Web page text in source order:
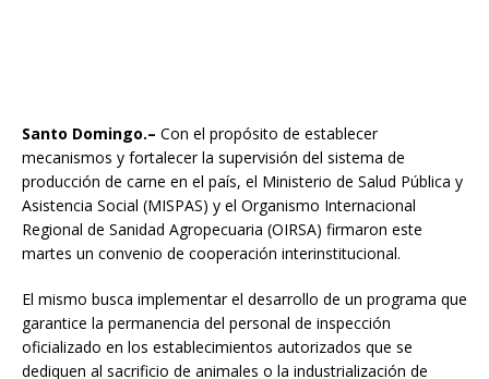
Santo Domingo.– Con el propósito de establecer
mecanismos y fortalecer la supervisión del sistema de
producción de carne en el país, el Ministerio de Salud Pública y
Asistencia Social (MISPAS) y el Organismo Internacional
Regional de Sanidad Agropecuaria (OIRSA) firmaron este
martes un convenio de cooperación interinstitucional.
El mismo busca implementar el desarrollo de un programa que
garantice la permanencia del personal de inspección
oficializado en los establecimientos autorizados que se
dediquen al sacrificio de animales o la industrialización de